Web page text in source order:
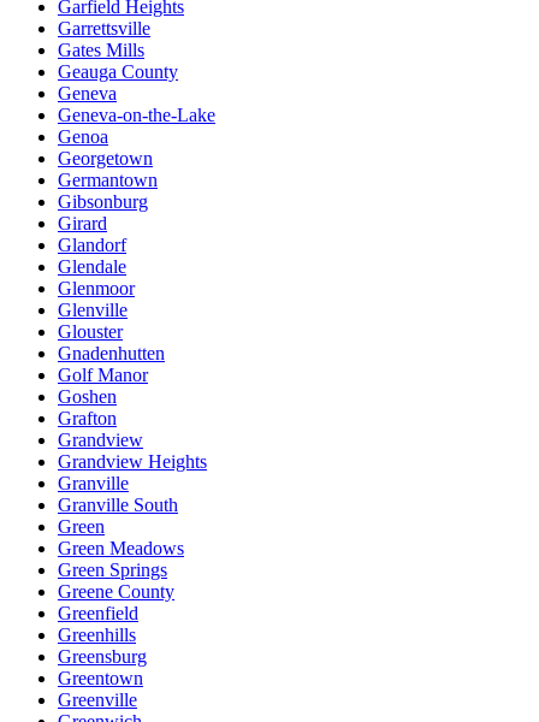
Garfield Heights
Garrettsville
Gates Mills
Geauga County
Geneva
Geneva-on-the-Lake
Genoa
Georgetown
Germantown
Gibsonburg
Girard
Glandorf
Glendale
Glenmoor
Glenville
Glouster
Gnadenhutten
Golf Manor
Goshen
Grafton
Grandview
Grandview Heights
Granville
Granville South
Green
Green Meadows
Green Springs
Greene County
Greenfield
Greenhills
Greensburg
Greentown
Greenville